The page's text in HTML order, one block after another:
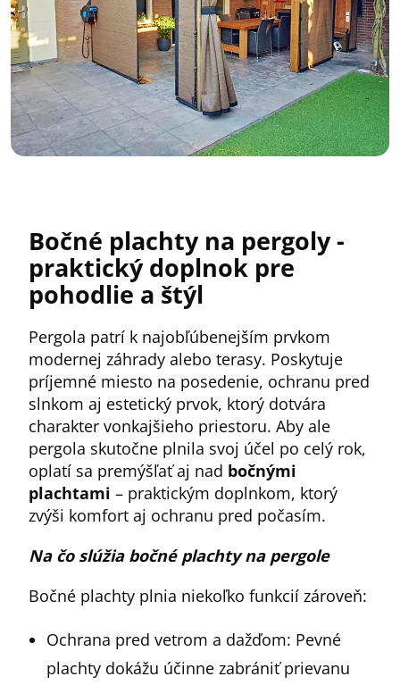
Bočné plachty na pergoly -
praktický doplnok pre
pohodlie a štýl
Pergola patrí k najobľúbenejším prvkom
modernej záhrady alebo terasy. Poskytuje
príjemné miesto na posedenie, ochranu pred
slnkom aj estetický prvok, ktorý dotvára
charakter vonkajšieho priestoru. Aby ale
pergola skutočne plnila svoj účel po celý rok,
oplatí sa premýšľať aj nad bočnými
plachtami – praktickým doplnkom, ktorý
zvýši komfort aj ochranu pred počasím.
Na čo slúžia bočné plachty na pergole
Bočné plachty plnia niekoľko funkcií zároveň:
Ochrana pred vetrom a dažďom: Pevné
plachty dokážu účinne zabrániť prievanu